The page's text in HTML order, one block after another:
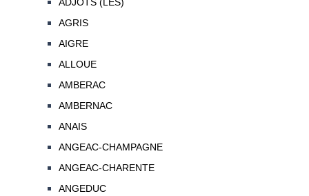
ADJOTS (LES)
AGRIS
AIGRE
ALLOUE
AMBERAC
AMBERNAC
ANAIS
ANGEAC-CHAMPAGNE
ANGEAC-CHARENTE
ANGEDUC